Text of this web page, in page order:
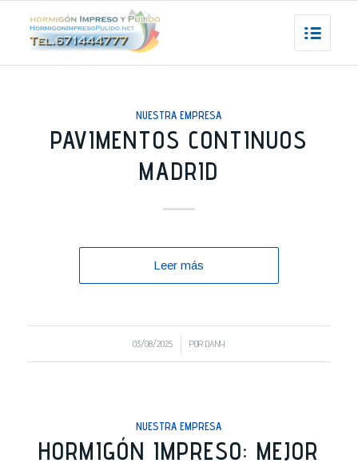
NUESTRA EMPRESA
PAVIMENTOS CONTINUOS
MADRID
Leer más
03/08/2025
/ PORDANY
NUESTRA EMPRESA
HORMIGÓN IMPRESO: MEJOR